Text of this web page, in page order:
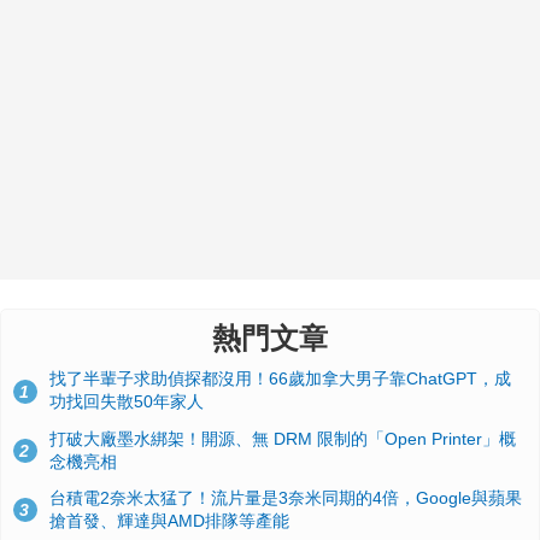
熱門文章
1
找了半輩子求助偵探都沒用！66歲加拿大男子靠ChatGPT，成
功找回失散50年家人
2
打破大廠墨水綁架！開源、無 DRM 限制的「Open Printer」概
念機亮相
3
台積電2奈米太猛了！流片量是3奈米同期的4倍，Google與蘋果
搶首發、輝達與AMD排隊等產能